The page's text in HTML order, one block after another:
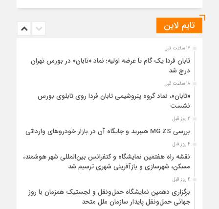
تایم لاین
17 ساعت قبل
تابان فردا یک گام تا عرضه اولیه؛ نماد «تابان» در بورس تهران
درج شد
18 ساعت قبل
«تابان»، نماد گروه پتروشیمی تابان فردا روی تابلوی بورس
نشست
2 روز قبل
بررسی MG ZS هیبرید و جایگاه آن در بازار خودروهای وارداتی
4 روز قبل
نقشه راه هفتمین نمایشگاه و کنفرانس بین‌المللی شهر هوشمند،
مسکن، شهرسازی و بازآفرینی شهری ترسیم شد
4 روز قبل
برگزاری دهمین نمایشگاه حمل‌ونقل و لجستیک همزمان با روز
جهانی حمل‌ونقل پایدار سازمان ملل متحد